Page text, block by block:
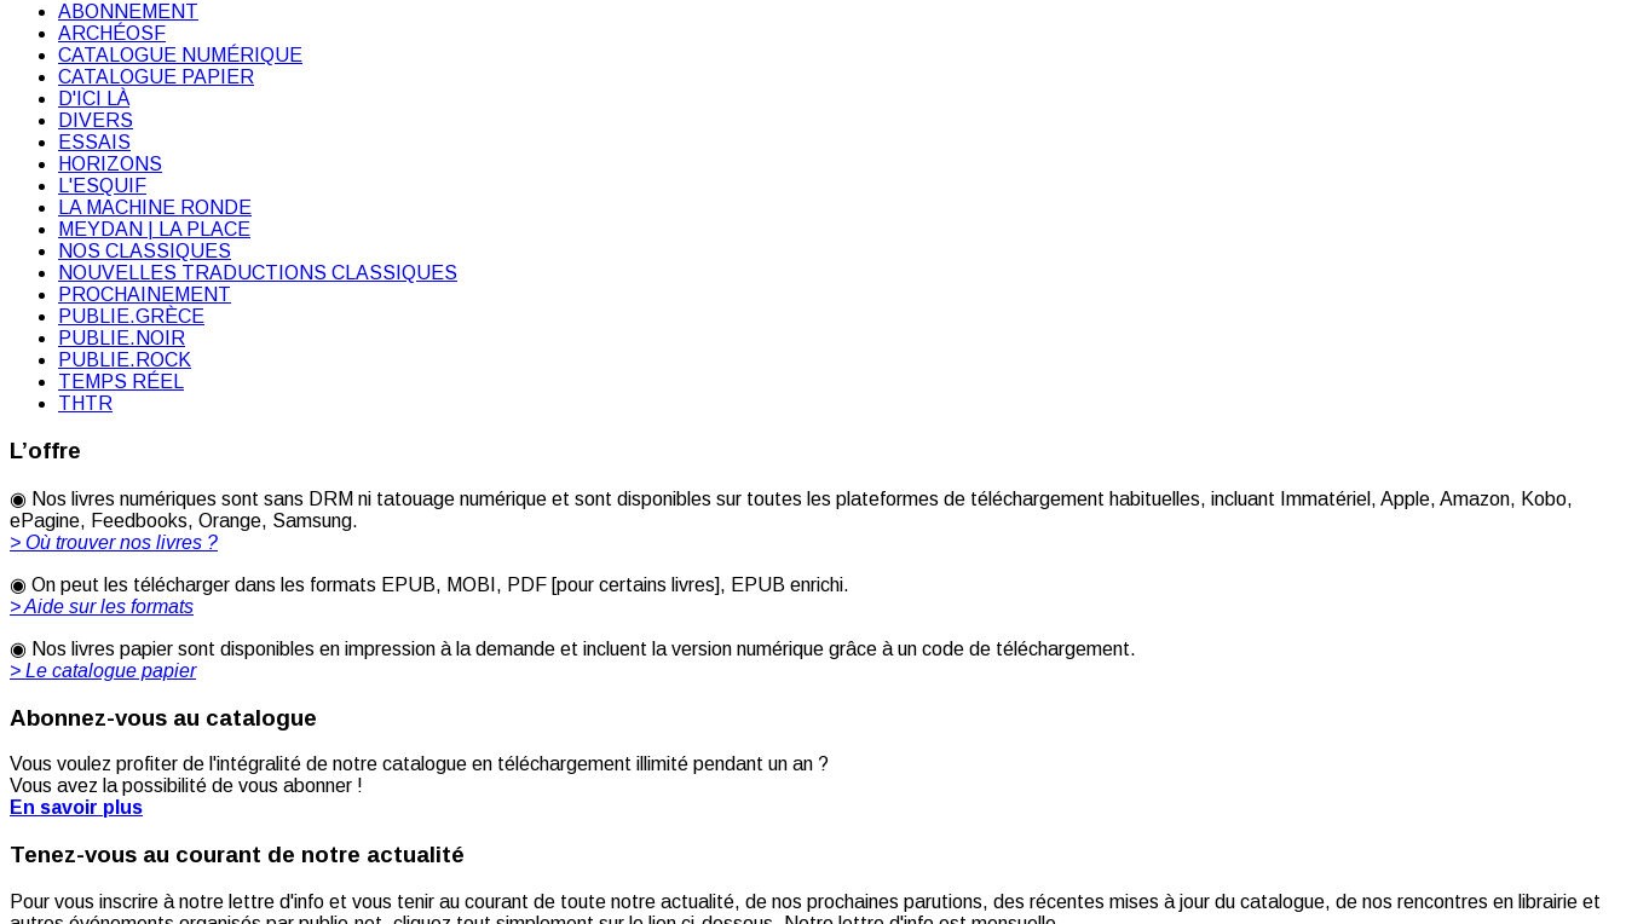
ABONNEMENT
ARCHÉOSF
CATALOGUE NUMÉRIQUE
CATALOGUE PAPIER
D'ICI LÀ
DIVERS
ESSAIS
HORIZONS
L'ESQUIF
LA MACHINE RONDE
MEYDAN | LA PLACE
NOS CLASSIQUES
NOUVELLES TRADUCTIONS CLASSIQUES
PROCHAINEMENT
PUBLIE.GRÈCE
PUBLIE.NOIR
PUBLIE.ROCK
TEMPS RÉEL
THTR
L’offre
◉ Nos livres numériques sont sans DRM ni tatouage numérique et sont disponibles sur toutes les plateformes de téléchargement habituelles, incluant Immatériel, Apple, Amazon, Kobo,
ePagine, Feedbooks, Orange, Samsung.
> Où trouver nos livres ?
◉ On peut les télécharger dans les formats EPUB, MOBI, PDF [pour certains livres], EPUB enrichi.
> Aide sur les formats
◉ Nos livres papier sont disponibles en impression à la demande et incluent la version numérique grâce à un code de téléchargement.
> Le catalogue papier
Abonnez-vous au catalogue
Vous voulez profiter de l'intégralité de notre catalogue en téléchargement illimité pendant un an ?
Vous avez la possibilité de vous abonner !
En savoir plus
Tenez-vous au courant de notre actualité
Pour vous inscrire à notre lettre d'info et vous tenir au courant de toute notre actualité, de nos prochaines parutions, des récentes mises à jour du catalogue, de nos rencontres en librairie et